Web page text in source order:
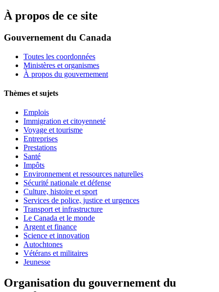
À propos de ce site
Gouvernement du Canada
Toutes les coordonnées
Ministères et organismes
À propos du gouvernement
Thèmes et sujets
Emplois
Immigration et citoyenneté
Voyage et tourisme
Entreprises
Prestations
Santé
Impôts
Environnement et ressources naturelles
Sécurité nationale et défense
Culture, histoire et sport
Services de police, justice et urgences
Transport et infrastructure
Le Canada et le monde
Argent et finance
Science et innovation
Autochtones
Vétérans et militaires
Jeunesse
Organisation du gouvernement du